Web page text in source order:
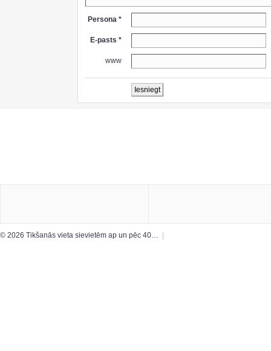
Persona *
E-pasts *
www
© 2026 Tikšanās vieta sievietēm ap un pēc 40…